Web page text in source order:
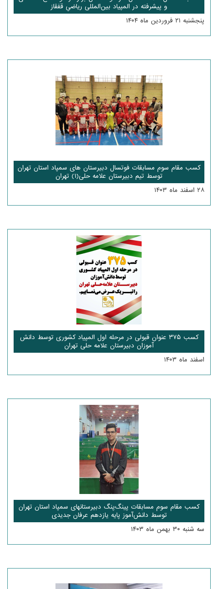
و پیشرفته در المپیاد بین‌المللی ریاضیِ قفقاز
پنجشنبه ۲۱ فروردین ماه ۱۴۰۴
کسب مقام سوم مسابقات فوتسال دبیرستان های سمپاد استان تهران
توسط تیم دبیرستان علامه حلی(۱) تهران
۲۸ اسفند ماه ۱۴۰۳
کسب ۳۷۵ عنوان قبولی در مرحله اول المپیاد کشوری توسط دانش
آموزان دبیرستان علامه حلی تهران
اسفند ماه ۱۴۰۳
کسب مقام سوم مسابقات پینگ‌پنگ دبیرستانهای سمپاد استان تهران
توسط دانش‌آموز پایه یازدهم عرفان جدیدی
سه شنبه ۳۰ بهمن ماه ۱۴۰۳